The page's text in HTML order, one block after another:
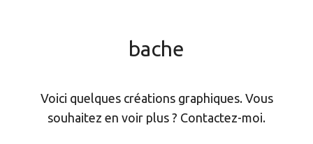
bache
Voici quelques créations graphiques. Vous
souhaitez en voir plus ? Contactez-moi.